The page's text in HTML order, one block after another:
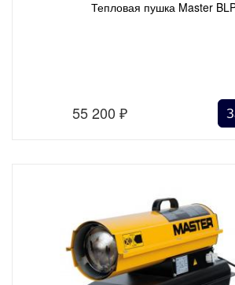
Тепловая пушка Master
55 200₽